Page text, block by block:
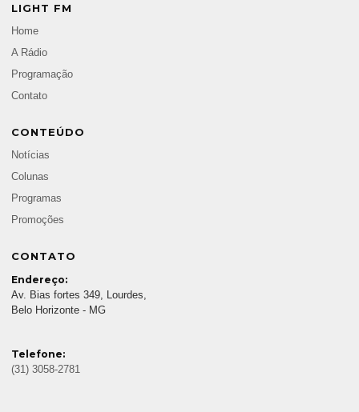
LIGHT FM
Home
A Rádio
Programação
Contato
CONTEÚDO
Notícias
Colunas
Programas
Promoções
CONTATO
Endereço:
Av. Bias fortes 349, Lourdes,
Belo Horizonte - MG
Telefone:
(31) 3058-2781